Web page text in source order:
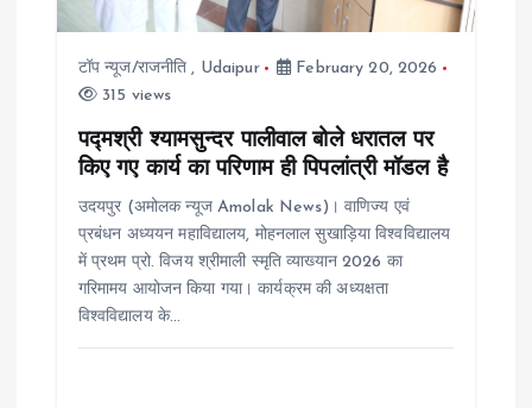
टॉप न्यूज/राजनीति , Udaipur
February 20, 2026
315 views
पद्मश्री श्यामसुन्दर पालीवाल बोले धरातल पर
किए गए कार्य का परिणाम ही पिपलांत्री मॉडल है
उदयपुर (अमोलक न्यूज Amolak News)। वाणिज्य एवं
प्रबंधन अध्ययन महाविद्यालय, मोहनलाल सुखाड़िया विश्वविद्यालय
में प्रथम प्रो. विजय श्रीमाली स्मृति व्याख्यान 2026 का
गरिमामय आयोजन किया गया। कार्यक्रम की अध्यक्षता
विश्वविद्यालय के…